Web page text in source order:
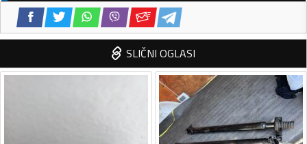
SLIČNI OGLASI